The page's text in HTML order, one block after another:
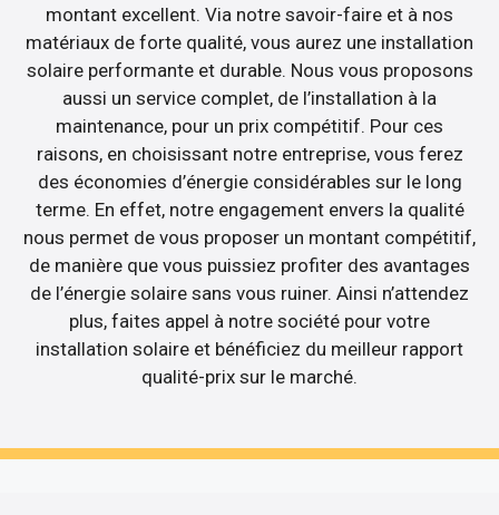
montant excellent. Via notre savoir-faire et à nos
matériaux de forte qualité, vous aurez une installation
solaire performante et durable. Nous vous proposons
aussi un service complet, de l’installation à la
maintenance, pour un prix compétitif. Pour ces
raisons, en choisissant notre entreprise, vous ferez
des économies d’énergie considérables sur le long
terme. En effet, notre engagement envers la qualité
nous permet de vous proposer un montant compétitif,
de manière que vous puissiez profiter des avantages
de l’énergie solaire sans vous ruiner. Ainsi n’attendez
plus, faites appel à notre société pour votre
installation solaire et bénéficiez du meilleur rapport
qualité-prix sur le marché.